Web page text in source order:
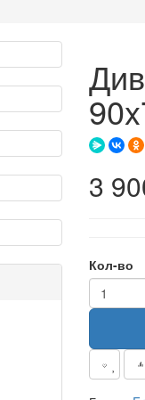
3
Кол-во